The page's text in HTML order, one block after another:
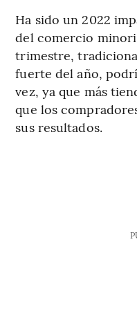
Ha sido un 2022
del comercio
trimestre,
fuerte del año,
vez, ya que más
que los
sus resultados.